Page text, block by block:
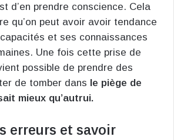
d’en prendre conscience. Cela
qu’on peut avoir avoir tendance
et ses connaissances
Une fois cette prise de
possible de prendre des
de tomber dans le piège de
mieux qu’autrui.
erreurs et savoir